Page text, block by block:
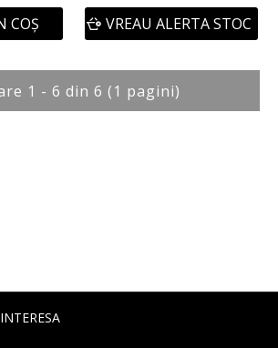
COŞ VREAU ALERTA STOC
1 - 6 din 6 (1 pagini)